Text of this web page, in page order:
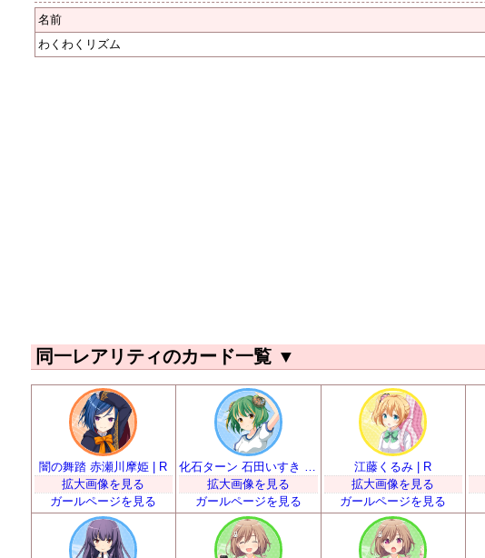
名前
わくわくリズム
同一レアリティのカード一覧 ▼
闇の舞踏 赤瀬川摩姫 | R
拡大画像を見る
ガールページを見る
化石ターン 石田いすき | R
拡大画像を見る
ガールページを見る
江藤くるみ | R
拡大画像を見る
ガールページを見る